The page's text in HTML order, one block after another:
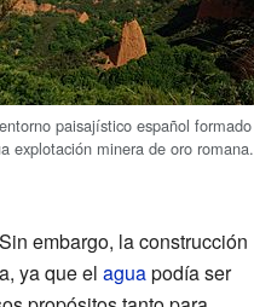
paisajístico español formado
explotación minera de oro romana.
embargo, la construcción
ya que el aguapodía ser